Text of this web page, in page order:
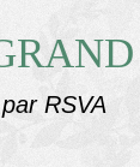
par RSVA